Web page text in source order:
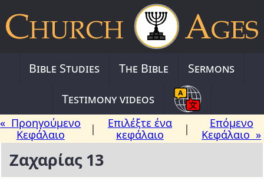
Bible Studies The Bible
Sermons
Testimony videos
« Προηγούμενο
Κεφάλαιο
|
Επιλέξτε ένα
κεφάλαιο
|
Επόμενο
Κεφάλαιο »
Ζαχαρίας 13